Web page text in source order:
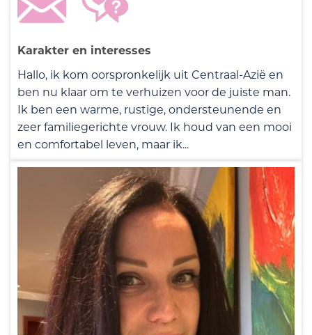
Karakter en interesses
Hallo, ik kom oorspronkelijk uit Centraal-Azië en
ben nu klaar om te verhuizen voor de juiste man.
Ik ben een warme, rustige, ondersteunende en
zeer familiegerichte vrouw. Ik houd van een mooi
en comfortabel leven, maar ik...